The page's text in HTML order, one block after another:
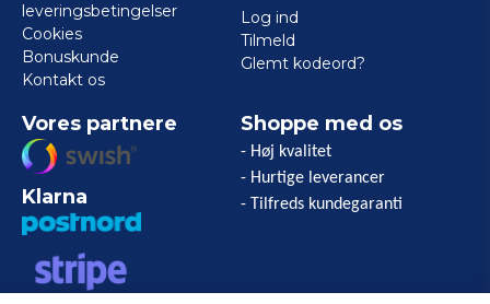
leveringsbetingelser
Cookies
Bonuskunde
Kontakt os
Log ind
Tilmeld
Glemt kodeord?
Vores partnere
Klarna
Shoppe med os
- Høj kvalitet
- Hurtige leverancer
- Tilfreds kundegaranti